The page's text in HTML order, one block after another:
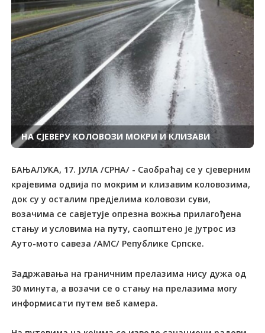
НА СЈЕВЕРУ КОЛОВОЗИ МОКРИ И КЛИЗАВИ
БАЊАЛУКА, 17. ЈУЛА /СРНА/ - Саобраћај се у сјеверним
крајевима одвија по мокрим и клизавим коловозима,
док су у осталим предјелима коловози суви,
возачима се савјетује опрезна вожња прилагођена
стању и условима на путу, саопштено је јутрос из
Ауто-мото савеза /АМС/ Републике Српске.
Задржавања на граничним прелазима нису дужа од
30 минута, а возачи се о стању на прелазима могу
информисати путем веб камера.